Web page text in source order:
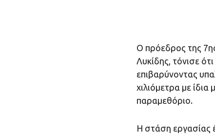
Ο πρόεδρος της
Λυκίδης, τόνισε
επιβαρύνοντας
χιλιόμετρα με
παραμεθόριο.
Η στάση εργασίας